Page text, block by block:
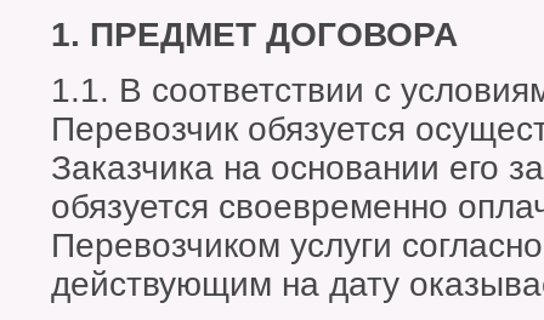
1. ПРЕДМЕТ ДОГОВОРА
1.1. В соответствии с
Перевозчик обязуется
Заказчика на основании его
обязуется своевременно
Перевозчиком услуги
действующим на дату